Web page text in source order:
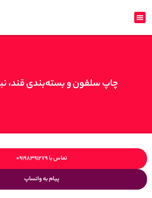
چاپ سلفون و بسته‌بندی قند،
تماس با ۰۹۱۹۸۳۹۱۲۷۹
پیام به واتساپ